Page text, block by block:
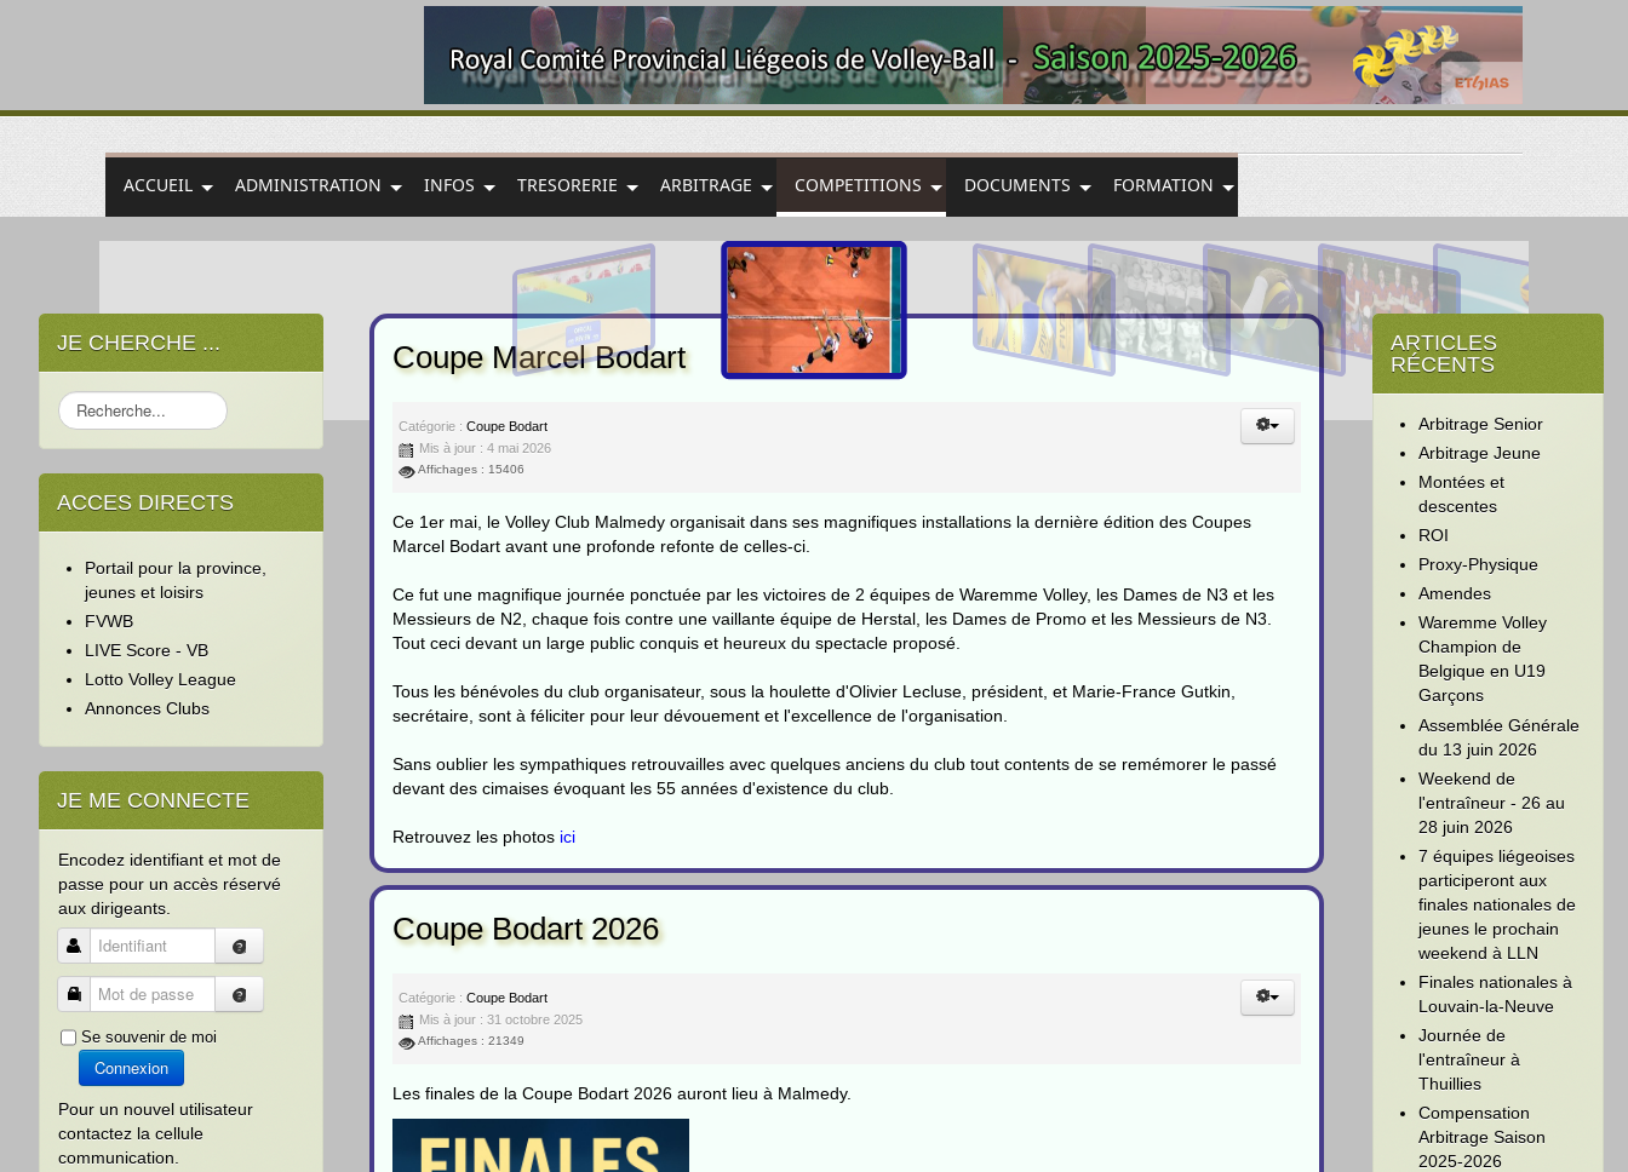
ACCUEIL ADMINISTRATION INFOS TRESORERIE ARBITRAGE COMPETITIONS DOCUMENTS FORMATION
Coupe Marcel Bodart
Catégorie :Coupe Bodart
Mis à jour : 4 mai 2026
Affichages : 15406
Ce 1er mai, le Volley Club Malmedy organisait dans ses magnifiques installations la dernière édition des Coupes
Marcel Bodart avant une profonde refonte de celles-ci.
Ce fut une magnifique journée ponctuée par les victoires de 2 équipes de Waremme Volley, les Dames de N3 et les
Messieurs de N2, chaque fois contre une vaillante équipe de Herstal, les Dames de Promo et les Messieurs de N3.
Tout ceci devant un large public conquis et heureux du spectacle proposé.
Tous les bénévoles du club organisateur, sous la houlette d'Olivier Lecluse, président, et Marie-France Gutkin,
secrétaire, sont à féliciter pour leur dévouement et l'excellence de l'organisation.
Sans oublier les sympathiques retrouvailles avec quelques anciens du club tout contents de se remémorer le passé
devant des cimaises évoquant les 55 années d'existence du club.
Retrouvez les photos ici
Coupe Bodart 2026
Catégorie :Coupe Bodart
Mis à jour : 31 octobre 2025
Affichages : 21349
Les finales de la Coupe Bodart 2026 auront lieu à Malmedy.
JE CHERCHE ...
Rechercher
ACCES DIRECTS
Portail pour la province,
jeunes et loisirs
FVWB
LIVE Score - VB
Lotto Volley League
Annonces Clubs
JE ME CONNECTE
Encodez identifiant et mot de
passe pour un accès réservé
aux dirigeants.
Identifiant
Mot de passe
Se souvenir de moi
Connexion
Pour un nouvel utilisateur
contactez la cellule
communication.
ARTICLES
RÉCENTS
Arbitrage Senior
Arbitrage Jeune
Montées et
descentes
ROI
Proxy-Physique
Amendes
Waremme Volley
Champion de
Belgique en U19
Garçons
Assemblée Générale
du 13 juin 2026
Weekend de
l'entraîneur - 26 au
28 juin 2026
7 équipes liégeoises
participeront aux
finales nationales de
jeunes le prochain
weekend à LLN
Finales nationales à
Louvain-la-Neuve
Journée de
l'entraîneur à
Thuillies
Compensation
Arbitrage Saison
2025-2026